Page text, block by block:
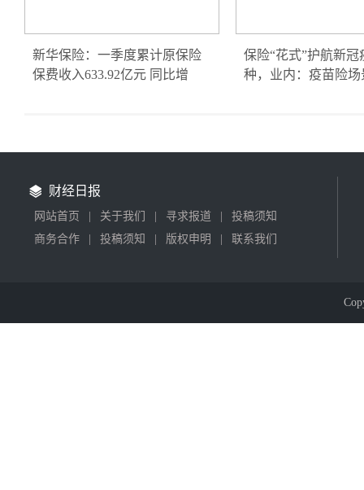
新华保险：一季度累计原保险
保费收入633.92亿元 同比增
保险“花式”护航新冠
种，业内：疫苗险场
财经日报
网站首页 关于我们 寻求报道
投稿须知
商务合作
投稿须知 版权申明 联系我们